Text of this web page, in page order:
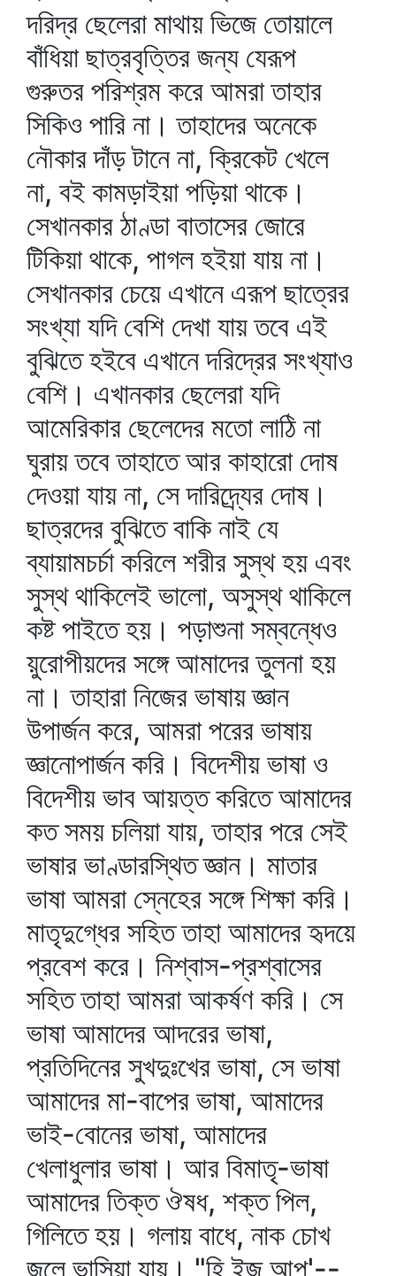
দরিদ্র ছেলেরা মাথায় ভিজে তোয়ালে
বাঁধিয়া ছাত্রবৃত্তির জন্য যেরূপ
গুরুতর পরিশ্রম করে আমরা তাহার
সিকিও পারি না। তাহাদের অনেকে
নৌকার দাঁড় টানে না, ক্রিকেট খেলে
না, বই কামড়াইয়া পড়িয়া থাকে।
সেখানকার ঠাণ্ডা বাতাসের জোরে
টিকিয়া থাকে, পাগল হইয়া যায় না।
সেখানকার চেয়ে এখানে এরূপ ছাত্রের
সংখ্যা যদি বেশি দেখা যায় তবে এই
বুঝিতে হইবে এখানে দরিদ্রের সংখ্যাও
বেশি। এখানকার ছেলেরা যদি
আমেরিকার ছেলেদের মতো লাঠি না
ঘুরায় তবে তাহাতে আর কাহারো দোষ
দেওয়া যায় না, সে দারিদ্র্যের দোষ।
ছাত্রদের বুঝিতে বাকি নাই যে
ব্যায়ামচর্চা করিলে শরীর সুস্থ হয় এবং
সুস্থ থাকিলেই ভালো, অসুস্থ থাকিলে
কষ্ট পাইতে হয়। পড়াশুনা সম্বন্ধেও
য়ুরোপীয়দের সঙ্গে আমাদের তুলনা হয়
না। তাহারা নিজের ভাষায় জ্ঞান
উপার্জন করে, আমরা পরের ভাষায়
জ্ঞানোপার্জন করি। বিদেশীয় ভাষা ও
বিদেশীয় ভাব আয়ত্ত করিতে আমাদের
কত সময় চলিয়া যায়, তাহার পরে সেই
ভাষার ভাণ্ডারস্থিত জ্ঞান। মাতার
ভাষা আমরা স্নেহের সঙ্গে শিক্ষা করি।
মাতৃদুগ্ধের সহিত তাহা আমাদের হৃদয়ে
প্রবেশ করে। নিশ্বাস-প্রশ্বাসের
সহিত তাহা আমরা আকর্ষণ করি। সে
ভাষা আমাদের আদরের ভাষা,
প্রতিদিনের সুখদুঃখের ভাষা, সে ভাষা
আমাদের মা-বাপের ভাষা, আমাদের
ভাই-বোনের ভাষা, আমাদের
খেলাধুলার ভাষা। আর বিমাতৃ-ভাষা
আমাদের তিক্ত ঔষধ, শক্ত পিল,
গিলিতে হয়। গলায় বাধে, নাক চোখ
জলে ভাসিয়া যায়। "হি ইজ্‌ আপ্‌'--